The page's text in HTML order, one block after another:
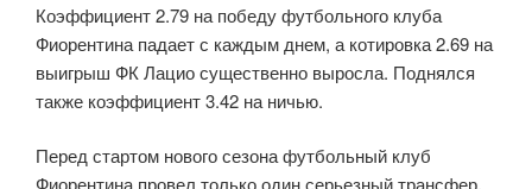
Коэффициент 2.79 на победу футбольного клуба
Фиорентина падает с каждым днем, а котировка 2.69 на
выигрыш ФК Лацио существенно выросла. Поднялся
также коэффициент 3.42 на ничью.
Перед стартом нового сезона футбольный клуб
Фиорентина провел только один серьезный трансфер,